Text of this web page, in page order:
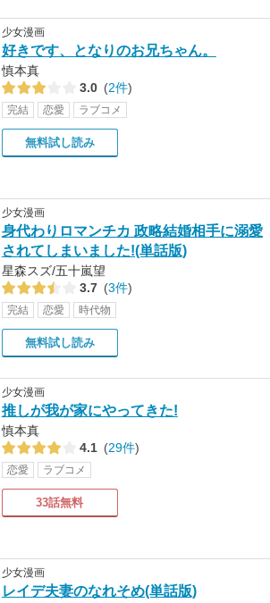
少女漫画
好きです、となりのお兄ちゃん。
慎本真
3.0 (2件)
完結 恋愛 ラブコメ
無料試し読み
少女漫画
身代わりロマンチカ 政略結婚相手に溺愛
されてしまいました!(単話版)
星森スズ/五十嵐望
3.7 (3件)
完結 恋愛 時代物
無料試し読み
少女漫画
推しが我が家にやってきた!
慎本真
4.1 (29件)
恋愛 ラブコメ
33話無料
少女漫画
レイデ夫妻のなれそめ(単話版)